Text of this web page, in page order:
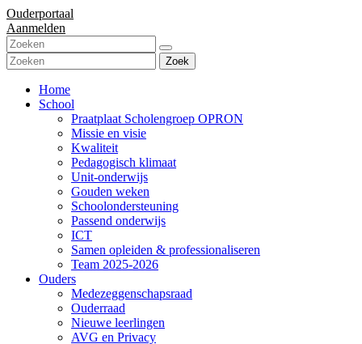
Ouderportaal
Aanmelden
Zoek
Home
School
Praatplaat Scholengroep OPRON
Missie en visie
Kwaliteit
Pedagogisch klimaat
Unit-onderwijs
Gouden weken
Schoolondersteuning
Passend onderwijs
ICT
Samen opleiden & professionaliseren
Team 2025-2026
Ouders
Medezeggenschapsraad
Ouderraad
Nieuwe leerlingen
AVG en Privacy